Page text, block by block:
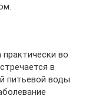
во
в
питьевой воды.